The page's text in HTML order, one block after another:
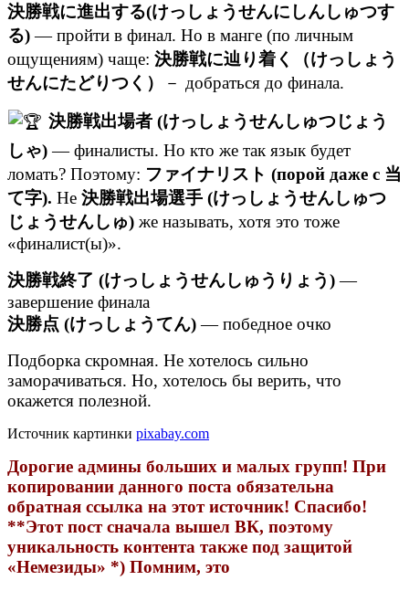
決勝戦に進出する(けっしょうせんにしんしゅつす
る)— пройти в финал. Но в манге (по личным
ощущениям) чаще: 決勝戦に辿り着く（けっしょう
せんにたどりつく）
－ добраться до финала.
決勝戦出場者 (けっしょうせんしゅつじょう
しゃ)— финалисты. Но кто же так язык будет
ломать? Поэтому: ファイナリスト (порой даже с 当
て字). Не 決勝戦出場選手 (けっしょうせんしゅつ
じょうせんしゅ) же называть, хотя это тоже
«финалист(ы)».
決勝戦終了 (けっしょうせんしゅうりょう)—
завершение финала
決勝点 (けっしょうてん)— победное очко
Подборка скромная. Не хотелось сильно
заморачиваться. Но, хотелось бы верить, что
окажется полезной.
Источник картинки pixabay.com
Дорогие админы больших и малых групп! При
копировании данного поста обязательна
обратная ссылка на этот источник! Спасибо!
**Этот пост сначала вышел ВК, поэтому
уникальность контента также под защитой
«Немезиды» *) Помним, это